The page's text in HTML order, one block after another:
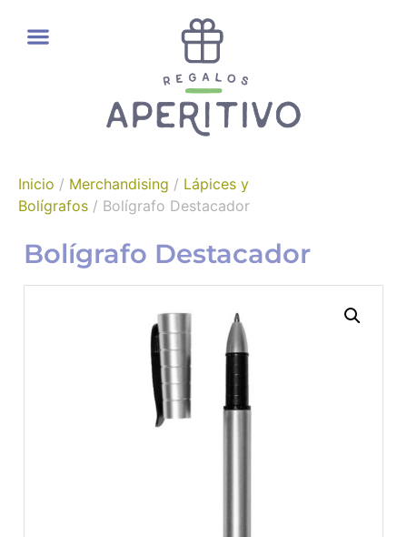
Inicio / Merchandising / Lápices y
Bolígrafos / Bolígrafo Destacador
Bolígrafo Destacador